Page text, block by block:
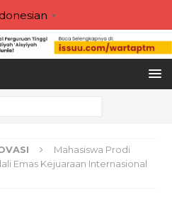
▼
Mahasiswa Prodi
Emas Kejuaraan Internasional